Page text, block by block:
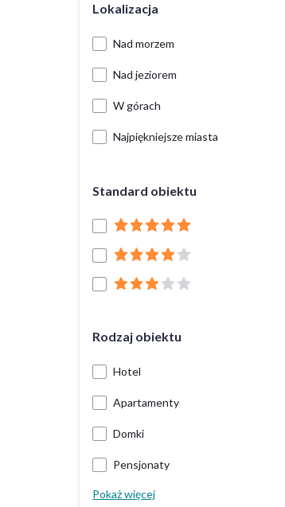
Lokalizacja
Nad morzem
Nad jeziorem
W górach
Najpiękniejsze miasta
Standard obiektu
Rodzaj obiektu
Hotel
Apartamenty
Domki
Pensjonaty
Pokaż więcej